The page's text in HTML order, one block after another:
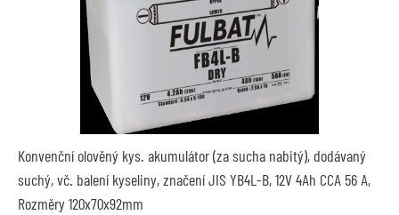
Konvenční olověný kys. akumulátor (za sucha nabitý), dodávaný
suchý, vč. balení kyseliny, značení JIS YB4L-B, 12V 4Ah CCA 56 A,
Rozměry 120x70x92mm